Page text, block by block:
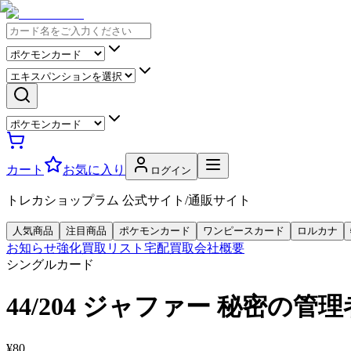
カート お気に入り ログイン
トレカショップラム 公式サイト/通販サイト
人気商品 注目商品 ポケモンカード ワンピースカード ロルカナ
お知らせ強化買取リスト 宅配買取会社概要
シングルカード
44/204 ジャファー 秘密の管理
¥80